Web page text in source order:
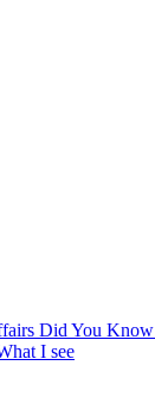
Did You Know
I see